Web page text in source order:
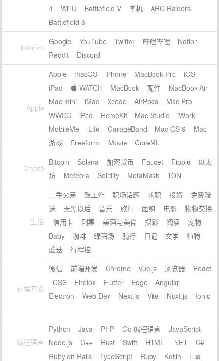
4
Wii U Battlefield V 掌机
ARC Raiders
Battlefield 6
Internet
Google YouTube Twitter 哔哩哔哩
Notion
Reddit
Discord
Apple
Apple macOS iPhone MacBook Pro
iOS
iPad
 WATCH MacBook 配件
MacBook Air
Mac mini
iMac Xcode AirPods
Mac Pro
WWDC
iPod HomeKit Mac Studio
iWork
MobileMe
iLife GarageBand Mac OS 9
Mac
游戏
Freeform iMovie CoreML
Crypto
Bitcoin Solana 加密货币 Faucet Ripple
以太
坊
Meteora Solidity MetaMask TON
生活
二手交易 酷工作 职场话题 求职 投资
免费赠
送
天黑以后 音乐 旅行 团购 电影
物物交换
信用卡
剧集 美酒与美食 摄影 阅读
宠物
Baby
咖啡 绿茵场 骑行 日记 文学
植物
蘑菇
行程控
前端开发
微信 前端开发 Chrome Vue.js 浏览器
React
CSS
Firefox Flutter Edge
Angular
Electron
Web Dev Next.js Vite Nuxt.js Ionic
编程语言
Python Java PHP Go 编程语言
JavaScript
Node.js
C++ Rust Swift HTML .NET
C#
Ruby on Rails
TypeScript Ruby Kotlin Lua